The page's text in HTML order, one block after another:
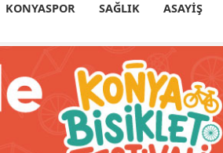
KONYASPOR SAĞLIK ASAYIŞ